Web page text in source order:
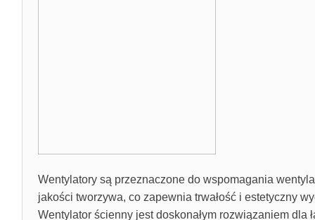
Wentylatory są przeznaczone do wspomagania
jakości tworzywa, co zapewnia trwałość i estetyczny
Wentylator ścienny jest doskonałym rozwiązaniem